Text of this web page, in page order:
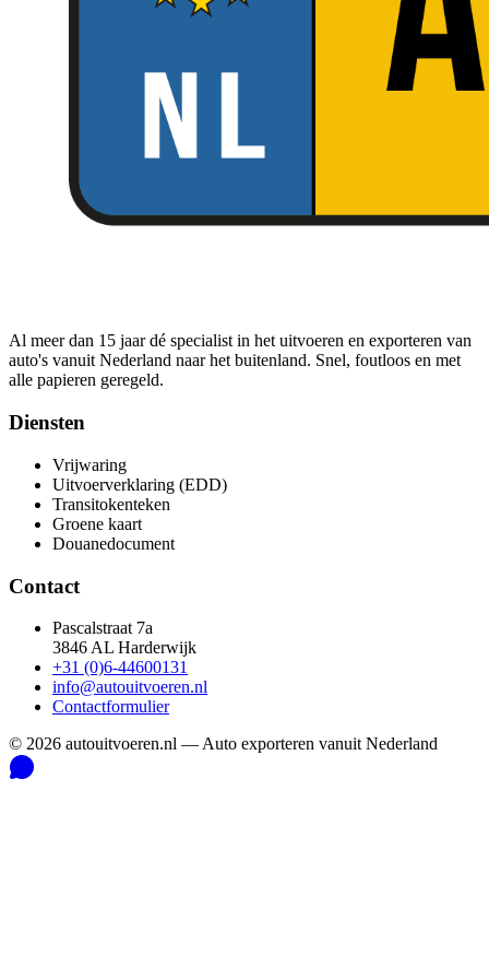
Al meer dan 15 jaar dé specialist in het uitvoeren en exporteren van
auto's vanuit Nederland naar het buitenland. Snel, foutloos en met
alle papieren geregeld.
Diensten
Vrijwaring
Uitvoerverklaring (EDD)
Transitokenteken
Groene kaart
Douanedocument
Contact
Pascalstraat 7a
3846 AL Harderwijk
+31 (0)6-44600131
info@autouitvoeren.nl
Contactformulier
© 2026 autouitvoeren.nl — Auto exporteren vanuit Nederland